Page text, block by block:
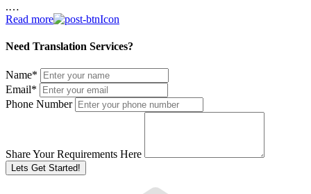
.…
Read more
Need Translation Services?
Name*
Email*
Phone Number
Share Your Requirements Here